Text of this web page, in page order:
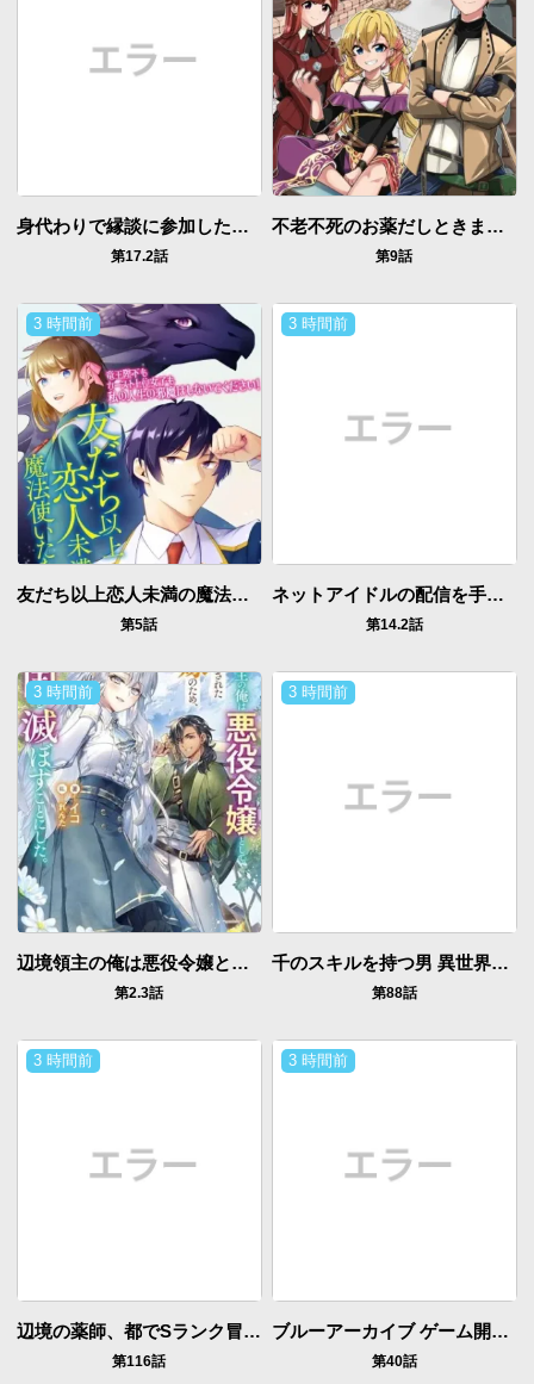
身代わりで縁談に参加した愚妹の私、隣国の王子様に見初められました
第17.2話
不老不死のお薬だしときますね
第9話
3 時間前
友だち以上恋人未満の魔法使いたち～竜王陛下もカースト上位女子も私の人生の邪魔はしないでください!～
第5話
3 時間前
ネットアイドルの配信を手伝っていたマネージャーの俺、なぜかバズってしまう
第14.2話
3 時間前
辺境領主の俺は悪役令嬢として追放された嫁のため、大国を滅ぼすことにした。
第2.3話
3 時間前
千のスキルを持つ男 異世界で召喚獣はじめました！
第88話
3 時間前
辺境の薬師、都でSランク冒険者となる～英雄村の少年がチート薬で無自覚無双〜
第116話
3 時間前
ブルーアーカイブ ゲーム開発部だいぼうけん！
第40話